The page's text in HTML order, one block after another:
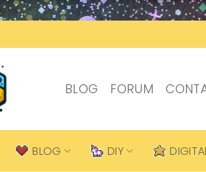
BLOG FORUM
BLOG DIY